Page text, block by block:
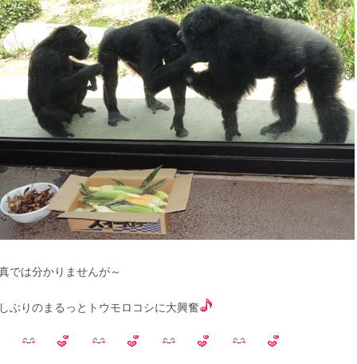
では分かりませんが～
ぶりのまるっとトウモロコシに大興奮